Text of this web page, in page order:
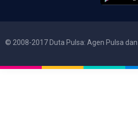
© 2008-2017 Duta Pulsa: Agen Pulsa